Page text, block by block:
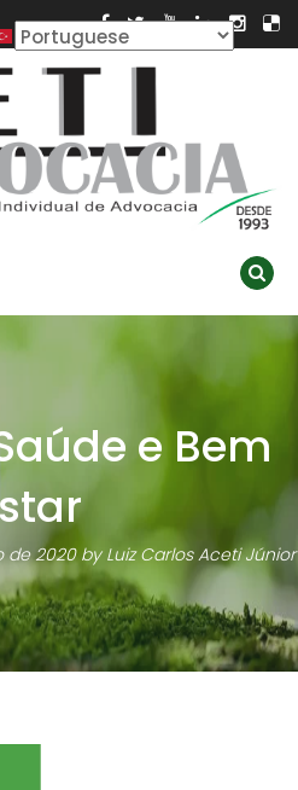
e Bem
de 2020by Luiz Carlos Aceti Júnior